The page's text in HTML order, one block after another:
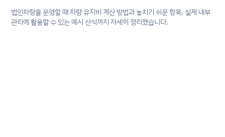
법인차량을 운영할 때 차량 유지비 계산 방법과 놓치기 쉬운 항목, 실제 내부
관리에 활용할 수 있는 예시 산식까지 자세히 정리했습니다.